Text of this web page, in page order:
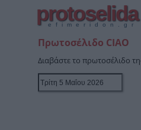
protoselida
efimeridon.gr
Πρωτοσέλιδο CIAO
Διαβάστε το πρωτοσέλιδο